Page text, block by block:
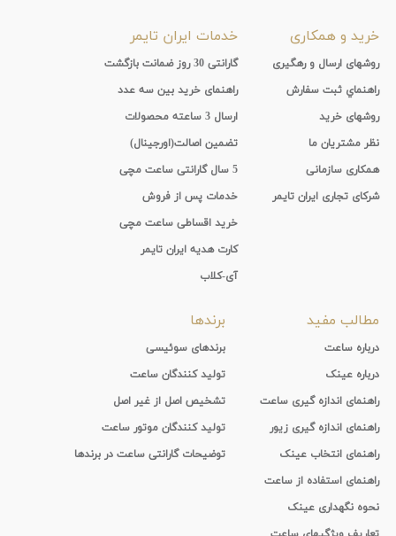
خرید و همکاری
روشهای ارسال و رهگیری
راهنماي ثبت سفارش
روشهای خرید
نظر مشتریان ما
همکاری سازمانی
شرکای تجاری ایران تایمر
خدمات ایران تایمر
گارانتی 30 روز ضمانت بازگشت
راهنمای خرید بین سه عدد
ارسال 3 ساعته محصولات
تضمین اصالت(اورجینال)
5 سال گارانتی ساعت مچی
خدمات پس از فروش
خرید اقساطی ساعت مچی
کارت هدیه ایران تایمر
آی-کلاب
مطالب مفید
درباره ساعت
درباره عینک
راهنمای اندازه گیری ساعت
راهنمای اندازه گیری زیور
راهنمای انتخاب عینک
راهنمای استفاده از ساعت
نحوه نگهداری عینک
برندها
برندهای سوئیسی
تولید کنندگان ساعت
تشخیص اصل از غیر اصل
تولید کنندگان موتور ساعت
توضیحات گارانتی ساعت در برندها